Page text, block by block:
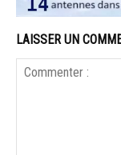
LAISSER UN